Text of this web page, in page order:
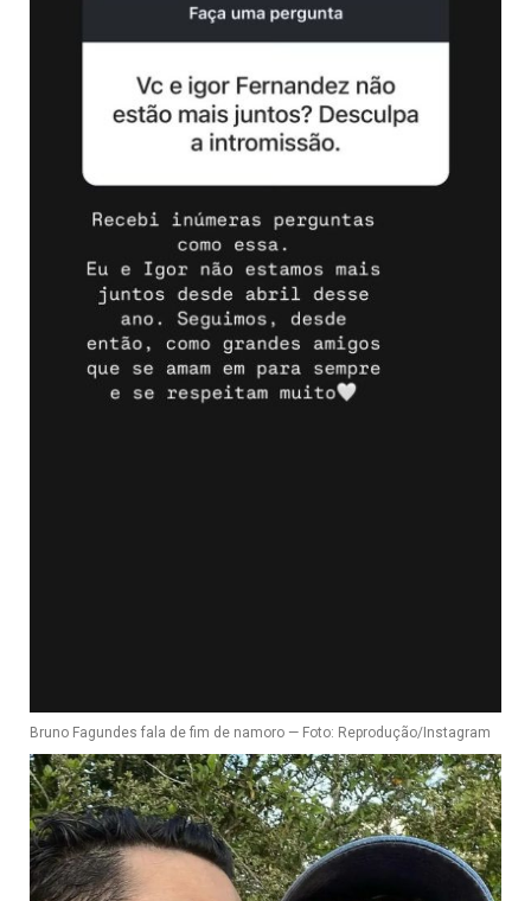
Bruno Fagundes fala de fim de namoro — Foto: Reprodução/Instagram